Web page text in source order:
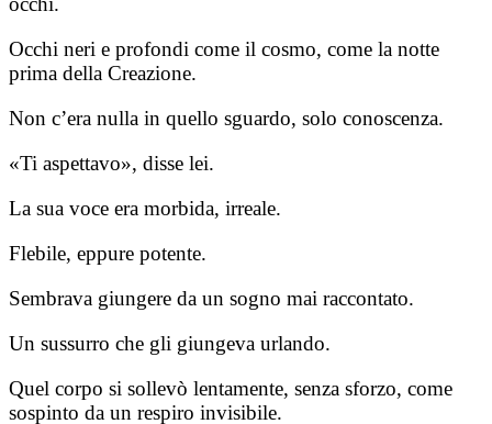
Occhi neri e profondi come il cosmo, come la notte
prima della Creazione.
Non c’era nulla in quello sguardo, solo conoscenza.
«Ti aspettavo», disse lei.
La sua voce era morbida, irreale.
Flebile, eppure potente.
Sembrava giungere da un sogno mai raccontato.
Un sussurro che gli giungeva urlando.
Quel corpo si sollevò lentamente, senza sforzo, come
sospinto da un respiro invisibile.